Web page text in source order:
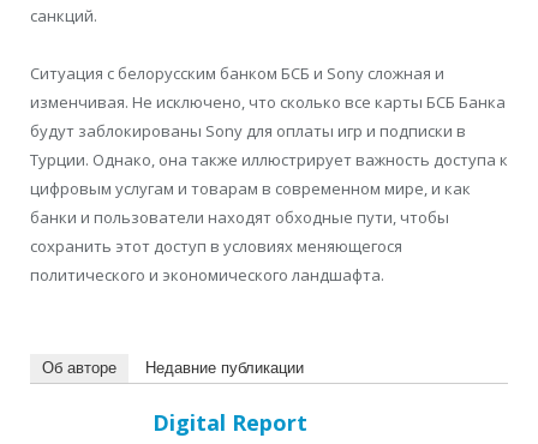
санкций.
Ситуация с белорусским банком БСБ и Sony сложная и
изменчивая. Не исключено, что сколько все карты БСБ Банка
будут заблокированы Sony для оплаты игр и подписки в
Турции. Однако, она также иллюстрирует важность доступа к
цифровым услугам и товарам в современном мире, и как
банки и пользователи находят обходные пути, чтобы
сохранить этот доступ в условиях меняющегося
политического и экономического ландшафта.
Об авторе Недавние публикации
Digital Report